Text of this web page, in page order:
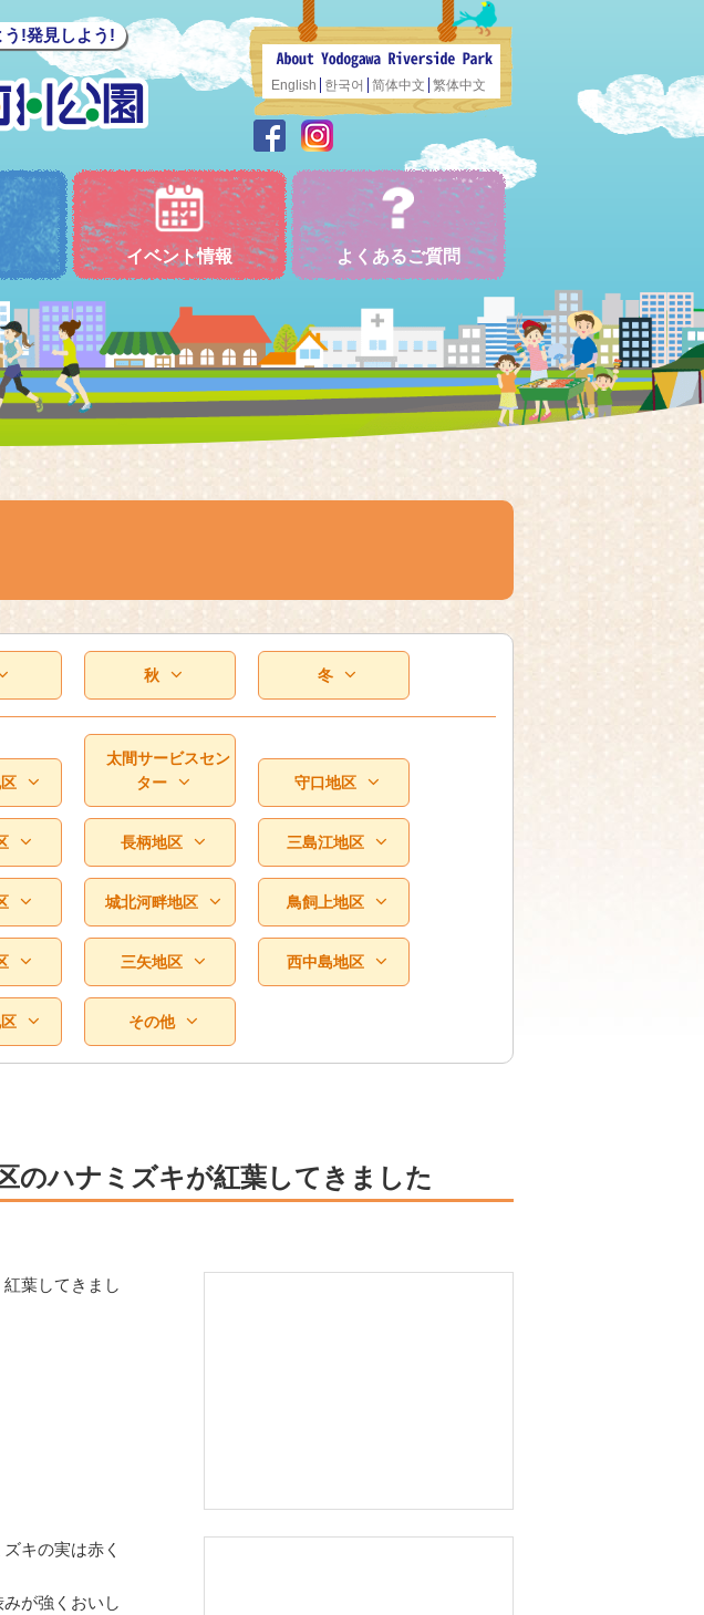
!発見しよう!
English 한국어 简体中文 繁体中文
イベント情報 よくあるご質問
秋 冬
太間サービスセン
ター
守口地区
長柄地区 三島江地区
城北河畔地区 鳥飼上地区
三矢地区 西中島地区
その他
のハナミズキが紅葉してきました
葉してきまし
キの実は赤く
が強くおいし